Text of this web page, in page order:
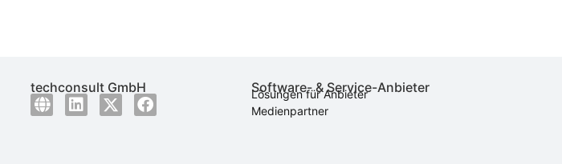
techconsult GmbH Software- & Service-Anbieter
Lösungen für Anbieter
Medienpartner